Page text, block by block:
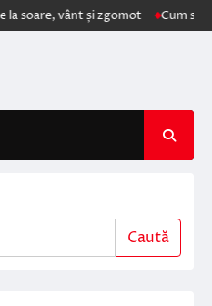
și zgomot Cum schimbă AI
Caută